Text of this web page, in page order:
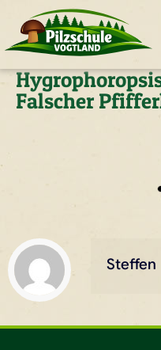
Falscher
Steffen